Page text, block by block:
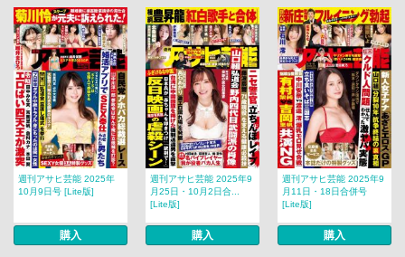
週刊アサヒ芸能 2025年
10月9日号 [Lite版]
購入
週刊アサヒ芸能 2025年9
月25日・10月2日合...
[Lite版]
購入
週刊アサヒ芸能 2025年9
月11日・18日合併号
[Lite版]
購入